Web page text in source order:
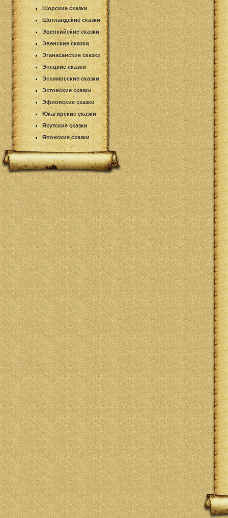
Шорские сказки
Шотландские сказки
Эвенкийские сказки
Эвенские сказки
Эганасанские сказки
Энецкие сказки
Эскимосские сказки
Эстонские сказки
Эфиопские сказки
Юкагирские сказки
Якутские сказки
Японские сказки